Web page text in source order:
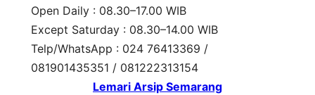
Open Daily : 08.30–17.00 WIB
Except Saturday : 08.30–14.00 WIB
Telp/WhatsApp : 024 76413369 /
081901435351 / 081222313154
Lemari Arsip Semarang